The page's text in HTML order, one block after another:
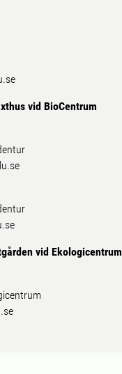
vid BioCentrum
vid Ekologicentrum